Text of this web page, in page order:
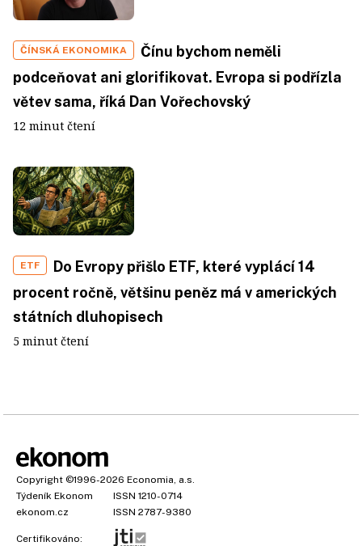
ČÍNSKÁ EKONOMIKA
Čínu bychom neměli
podceňovat ani glorifikovat. Evropa si podřízla
větev sama, říká Dan Vořechovský
12 minut čtení
ETF
Do Evropy přišlo ETF, které vyplácí 14
procent ročně, většinu peněz má v amerických
státních dluhopisech
5 minut čtení
Copyright ©1996-2026 Economia, a.s.
Týdeník Ekonom
ISSN 1210-0714
ekonom.cz
ISSN 2787-9380
Certifikováno: